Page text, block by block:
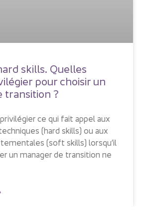
skills. Quelles
pour choisir un
transition ?
ce qui fait appel aux
(hard skills) ou aux
(soft skills) lorsqu’il
un manager de transition ne